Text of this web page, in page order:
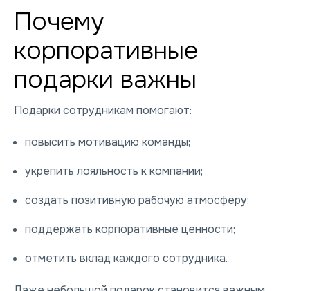
Почему
корпоративные
подарки важны
Подарки сотрудникам помогают:
повысить мотивацию команды;
укрепить лояльность к компании;
создать позитивную рабочую атмосферу;
поддержать корпоративные ценности;
отметить вклад каждого сотрудника.